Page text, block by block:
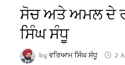
ਸੋਚ ਅਤੇ ਅਮਲ ਦੇ
ਸਿੰਘ ਸੰਧੂ
byਵਰਿਆਮ ਸਿੰਘ ਸੰਧੂ 2